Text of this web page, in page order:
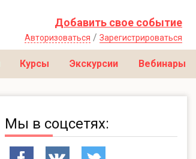
Добавить свое событие
Авторизоваться / Зарегистрироваться
Курсы Экскурсии Вебинары
Мы в соцсетях: